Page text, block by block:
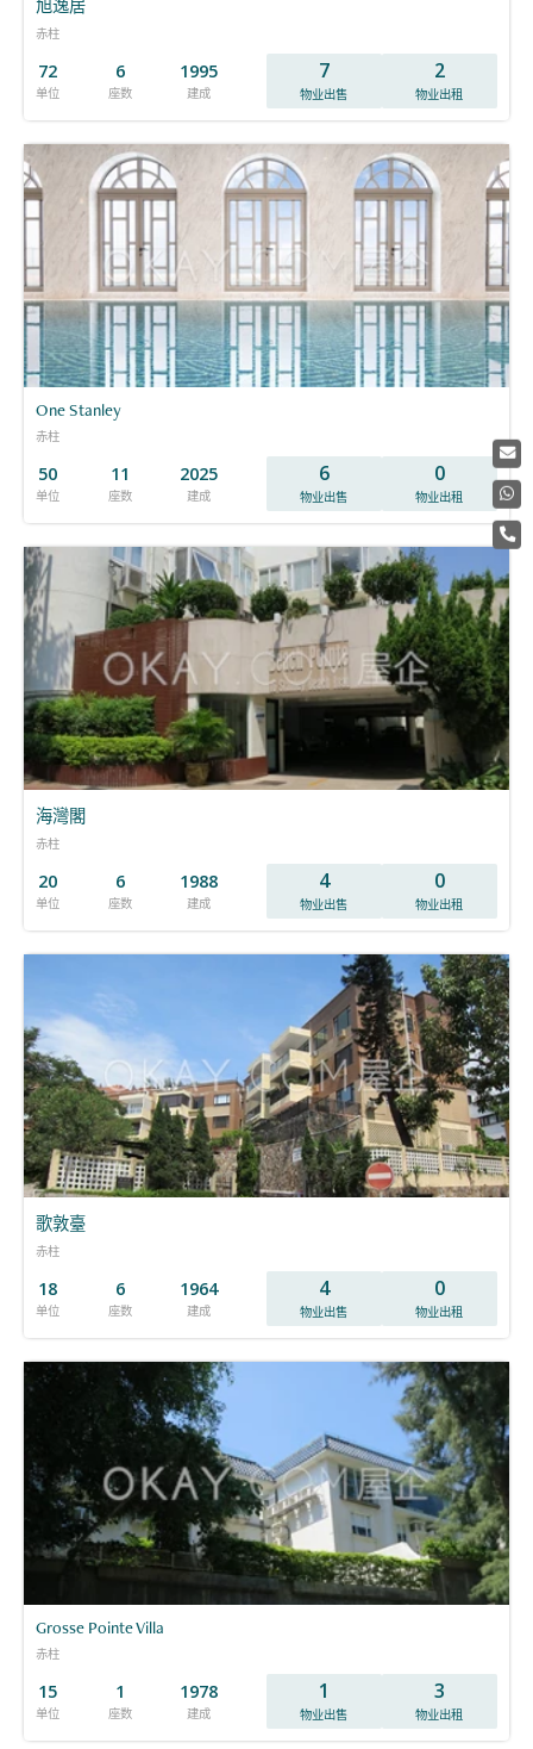
旭逸居
赤柱
72
单位
6
座数
1995
建成
7
物业出售
2
物业出租
One Stanley
赤柱
50
单位
11
座数
2025
建成
6
物业出售
0
物业出租
海灣閣
赤柱
20
单位
6
座数
1988
建成
4
物业出售
0
物业出租
歌敦臺
赤柱
18
单位
6
座数
1964
建成
4
物业出售
0
物业出租
Grosse Pointe Villa
赤柱
15
单位
1
座数
1978
建成
1
物业出售
3
物业出租